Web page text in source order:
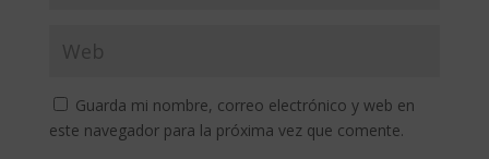
Guarda mi nombre, correo electrónico y web en
este navegador para la próxima vez que comente.